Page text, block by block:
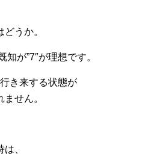
うか。
知が”7″が理想です。
行き来する状態が
せん。
、